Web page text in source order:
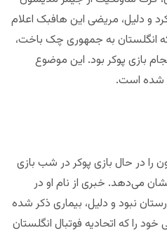
و دلیل، مریضی این هافبک اعلام
انگلستان به جمهوری چک باخت،
بازی پوکر بود. این موضوع
شده است.
در حال بازی پوکر در شب بازی
چک در مقدماتی یورو 2020 نشان می‌دهد. خبری از نام او در
نبود و دلیل، بیماری ذکر شده
را که اتحادیه فوتبال انگلستان